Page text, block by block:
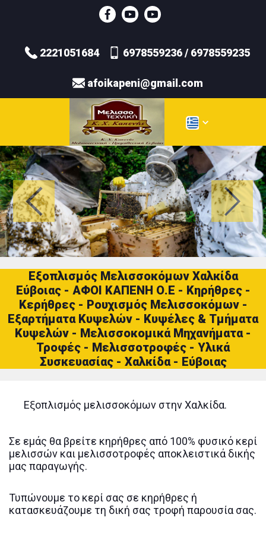
2221051684 6978559236 / 6978559235
afoikapeni@gmail.com
Εξοπλισμός Μελισσοκόμων Χαλκίδα
Εύβοιας - ΑΦΟΙ ΚΑΠΕΝΗ Ο.Ε - Κηρήθρες -
Κερήθρες - Ρουχισμός Μελισσοκόμων -
Εξαρτήματα Κυψελών - Κυψέλες & Τμήματα
Κυψελών - Μελισσοκομικά Μηχανήματα -
Τροφές - Μελισσοτροφές - Υλικά
Συσκευασίας - Χαλκίδα - Εύβοιας
Εξοπλισμός μελισσοκόμων στην Χαλκίδα.
Σε εμάς θα βρείτε κηρήθρες από 100% φυσικό κερί
μελισσών και μελισσοτροφές αποκλειστικά δικής
μας παραγωγής.
Τυπώνουμε το κερί σας σε κηρήθρες ή
κατασκευάζουμε τη δική σας τροφή παρουσία σας.